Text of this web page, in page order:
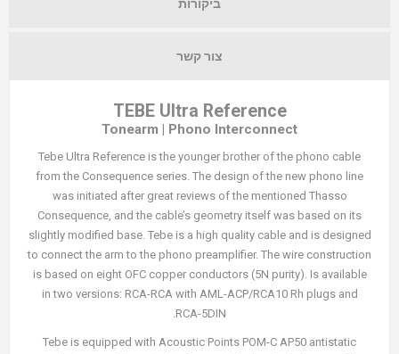
ביקורות
צור קשר
TEBE Ultra Reference
Tonearm | Phono Interconnect
Tebe Ultra Reference is the younger brother of the phono cable
from the Consequence series. The design of the new phono line
was initiated after great reviews of the mentioned Thasso
Consequence, and the cable’s geometry itself was based on its
slightly modified base. Tebe is a high quality cable and is designed
to connect the arm to the phono preamplifier. The wire construction
is based on eight OFC copper conductors (5N purity). Is available
in two versions: RCA-RCA with AML-ACP/RCA10 Rh plugs and
RCA-5DIN.
Tebe is equipped with Acoustic Points POM-C AP50 antistatic